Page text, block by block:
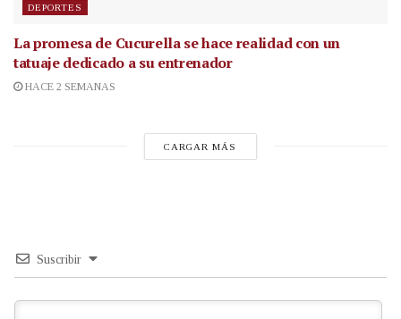
DEPORTES
La promesa de Cucurella se hace realidad con un
tatuaje dedicado a su entrenador
HACE 2 SEMANAS
CARGAR MÁS
Suscribir